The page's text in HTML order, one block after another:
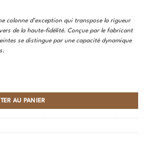
colonne d’exception qui transpose la rigueur
de la haute-fidélité. Conçue par le fabricant
se distingue par une capacité dynamique
AU PANIER